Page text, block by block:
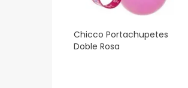
Chicco Portachupetes
Doble Rosa